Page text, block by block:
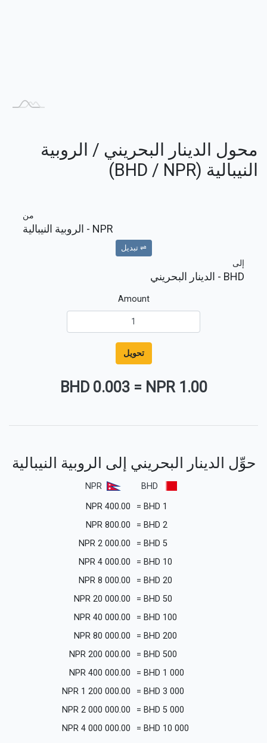
محول الدينار البحريني / الروبية
النيبالية (BHD / NPR)
من
NPR - الروبية النيبالية
⇌ تبديل
إلى
BHD - الدينار البحريني
Amount
تحويل
1.00 NPR
=
0.003 BHD
حوِّل الدينار البحريني إلى الروبية النيبالية
BHD
NPR
1
BHD
=
400.00
NPR
2
BHD
=
800.00
NPR
5
BHD
=
2 000.00
NPR
10
BHD
=
4 000.00
NPR
20
BHD
=
8 000.00
NPR
50
BHD
=
20 000.00
NPR
100
BHD
=
40 000.00
NPR
200
BHD
=
80 000.00
NPR
500
BHD
=
200 000.00
NPR
1 000
BHD
=
400 000.00
NPR
3 000
BHD
=
1 200 000.00
NPR
5 000
BHD
=
2 000 000.00
NPR
10 000
BHD
=
4 000 000.00
NPR